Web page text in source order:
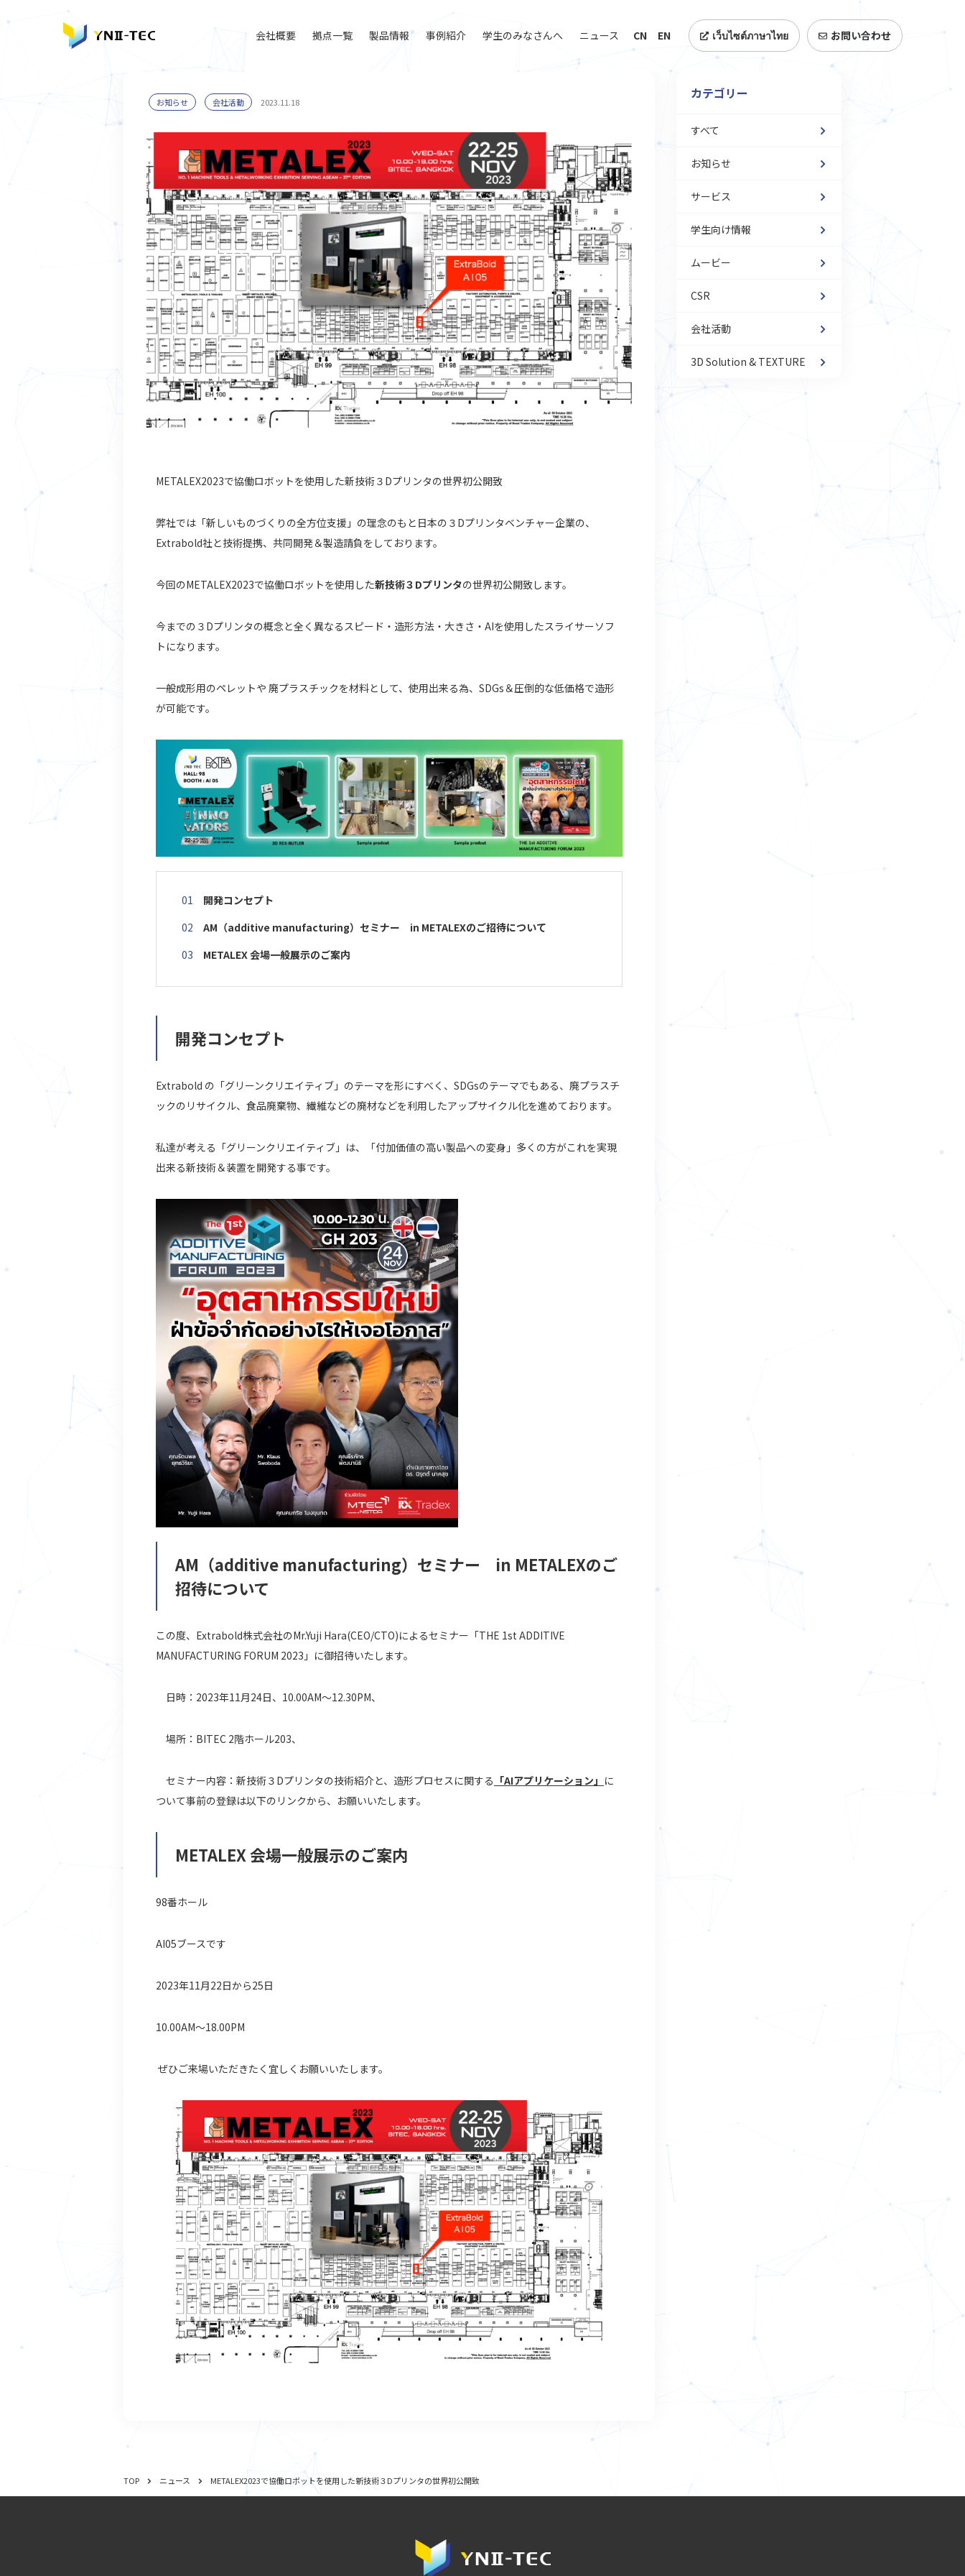
会社概要 拠点一覧 製品情報 事例紹介 学生のみなさんへ ニュース CN EN เว็บไซต์ภาษาไทย お問い合わせ
お知らせ 会社活動 2023.11.18
METALEX2023で協働ロボットを使用した新技術３Dプリンタの世界初公開致
弊社では「新しいものづくりの全方位支援」の理念のもと日本の３Dプリンタベンチャー企業の、
Extrabold社と技術提携、共同開発＆製造請負をしております。
今回のMETALEX2023で協働ロボットを使用した新技術３ Dプリンタの世界初公開致します。
今までの３Dプリンタの概念と全く異なるスピード・造形方法・大きさ・AIを使用したスライサーソフ
トになります。
一般成形用のペレットや 廃プラスチックを材料として、使用出来る為、SDGs＆圧倒的な低価格で造形
が可能です。
開発コンセプト
AM（additive manufacturing）セミナー in METALEXのご招待について
METALEX 会場一般展示のご案内
開発コンセプト
Extrabold の「グリーンクリエイティブ」のテーマを形にすべく、SDGsのテーマでもある、廃プラスチ
ックのリサイクル、食品廃棄物、繊維などの廃材などを利用したアップサイクル化を進めております。
私達が考える「グリーンクリエイティブ」は、「付加価値の高い製品への変身」多くの方がこれを実現
出来る新技術＆装置を開発する事です。
AM（additive manufacturing）セミナー in METALEXのご
招待について
この度、Extrabold株式会社のMr.Yuji Hara(CEO/CTO)によるセミナー「THE 1st ADDITIVE
MANUFACTURING FORUM 2023」に御招待いたします。
日時：2023年11月24日、10.00AM〜12.30PM、
場所：BITEC 2階ホール203、
セミナー内容：新技術３Dプリンタの技術紹介と、造形プロセスに関する 「AIアプリケーション」 に
ついて事前の登録は以下のリンクから、お願いいたします。
METALEX 会場一般展示のご案内
98番ホール
AI05ブースです
2023年11月22日から25日
10.00AM〜18.00PM
ぜひご来場いただきたく宜しくお願いいたします。
カテゴリー
すべて
お知らせ
サービス
学生向け情報
ムービー
CSR
会社活動
3D Solution & TEXTURE
TOP ニュース METALEX2023で協働ロボットを使用した新技術３Dプリンタの世界初公開致